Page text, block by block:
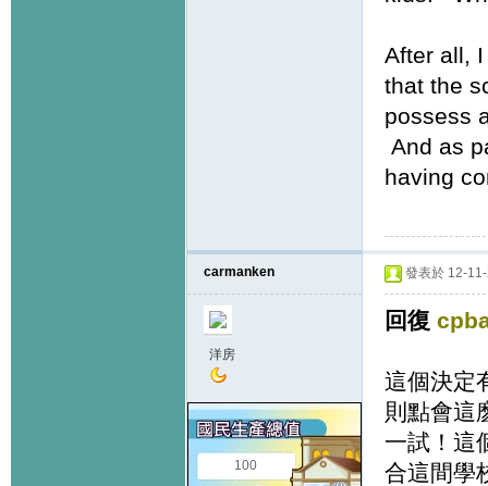
After all,
that the
possess
And as
having
carmanken
洋房
100
發表於 12-
回復
這個決定
則點會這
一試！這
合這間學